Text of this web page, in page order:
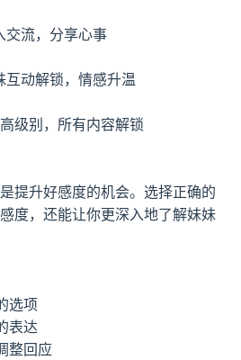
交流，分享心事
动解锁，情感升温
级别，所有内容解锁
提升好感度的机会。选择正确的
度，还能让你更深入地了解妹妹
选项
表达
整回应